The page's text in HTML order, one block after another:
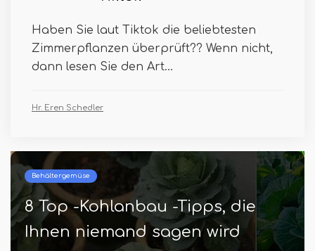
Haben Sie laut Tiktok die beliebtesten
Zimmerpflanzen überprüft?? Wenn nicht,
dann lesen Sie den Art...
Hr. Eren Schedler
Behältergemüse
8 Top -Kohlanbau -Tipps, die
Ihnen niemand sagen wird